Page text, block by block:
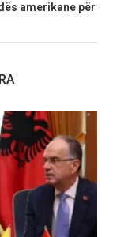
amerikane për